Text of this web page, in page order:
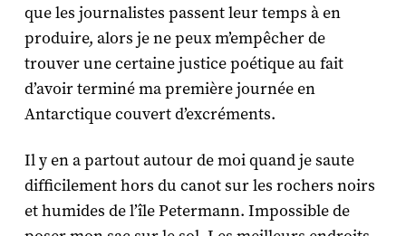
que les journalistes passent leur temps à en
produire, alors je ne peux m’empêcher de
trouver une certaine justice poétique au fait
d’avoir terminé ma première journée en
Antarctique couvert d’excréments.
Il y en a partout autour de moi quand je saute
difficilement hors du canot sur les rochers noirs
et humides de l’île Petermann. Impossible de